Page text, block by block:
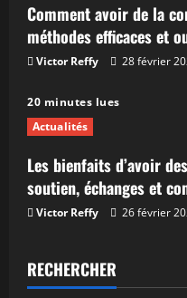
Comment avoir de la
méthodes efficaces et
Victor Reffy 28 février
20 minutes lues
Actualités
Les bienfaits d’avoir
soutien, échanges et
Victor Reffy 26 février
RECHERCHER